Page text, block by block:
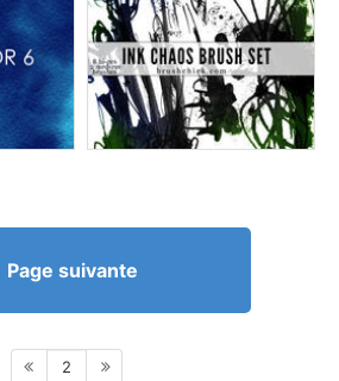
Page suivante
2